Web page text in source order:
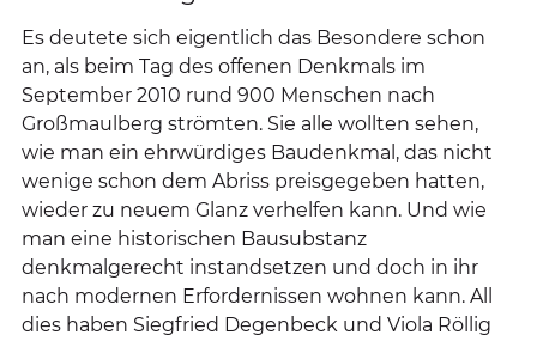
Es deutete sich eigentlich das Besondere schon
an, als beim Tag des offenen Denkmals im
September 2010 rund 900 Menschen nach
Großmaulberg strömten. Sie alle wollten sehen,
wie man ein ehrwürdiges Baudenkmal, das nicht
wenige schon dem Abriss preisgegeben hatten,
wieder zu neuem Glanz verhelfen kann. Und wie
man eine historischen Bausubstanz
denkmalgerecht instandsetzen und doch in ihr
nach modernen Erfordernissen wohnen kann. All
dies haben Siegfried Degenbeck und Viola Röllig